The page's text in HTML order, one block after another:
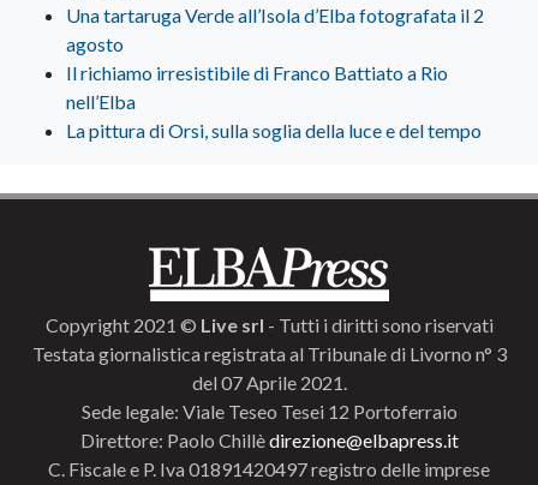
Una tartaruga Verde all’Isola d’Elba fotografata il 2
agosto
Il richiamo irresistibile di Franco Battiato a Rio
nell’Elba
La pittura di Orsi, sulla soglia della luce e del tempo
Copyright 2021 © Live srl - Tutti i diritti sono riservati
Testata giornalistica registrata al Tribunale di Livorno n° 3
del 07 Aprile 2021.
Sede legale: Viale Teseo Tesei 12 Portoferraio
Direttore: Paolo Chillèdirezione@elbapress.it
C. Fiscale e P. Iva 01891420497 registro delle imprese